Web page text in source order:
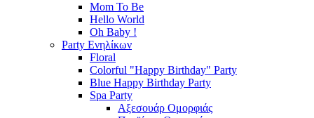
Mom To Be
Hello World
Oh Baby !
Party Ενηλίκων
Floral
Colorful "Happy Birthday" Party
Blue Happy Birthday Party
Spa Party
Αξεσουάρ Ομορφιάς